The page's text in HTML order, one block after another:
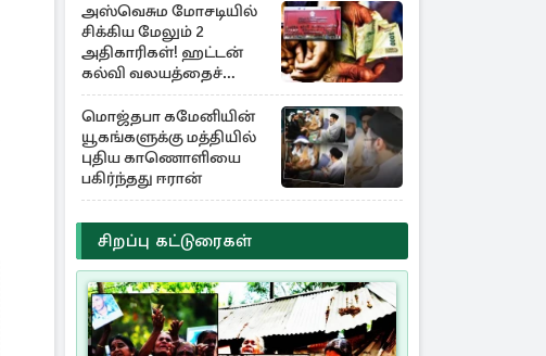
அஸ்வெசும மோசடியில்
சிக்கிய மேலும் 2
அதிகாரிகள்! ஹட்டன்
கல்வி வலயத்தைச்
சேர்ந்த 6 ஆசிரியர்கள்
குறித்து விசாரணை
மொஜ்தபா கமேனியின்
யூகங்களுக்கு மத்தியில்
புதிய காணொளியை
பகிர்ந்தது ஈரான்
சிறப்பு கட்டுரைகள்